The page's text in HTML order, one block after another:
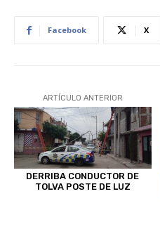
Facebook X
ARTÍCULO ANTERIOR
DERRIBA CONDUCTOR DE
TOLVA POSTE DE LUZ